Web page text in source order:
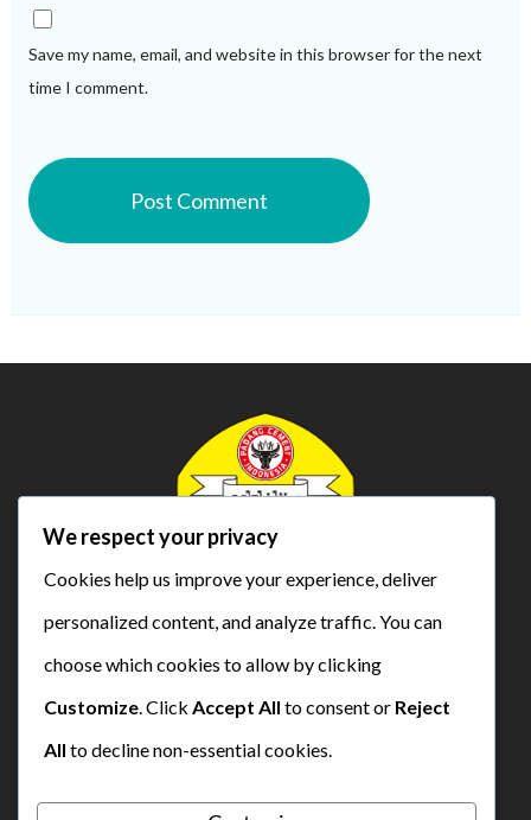
Save my name, email, and website in this browser for the next
time I comment.
Semen Padang
We respect your privacy
Cookies help us improve your experience, deliver
personalized content, and analyze traffic. You can
choose which cookies to allow by clicking
Customize . Click Accept All to consent or Reject
All to decline non-essential cookies.